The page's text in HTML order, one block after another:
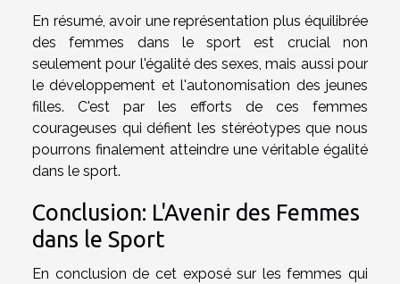
En résumé, avoir une représentation plus équilibrée
des femmes dans le sport est crucial non
seulement pour l'égalité des sexes, mais aussi pour
le développement et l'autonomisation des jeunes
filles. C'est par les efforts de ces femmes
courageuses qui défient les stéréotypes que nous
pourrons finalement atteindre une véritable égalité
dans le sport.
Conclusion: L'Avenir des Femmes
dans le Sport
En conclusion de cet exposé sur les femmes qui